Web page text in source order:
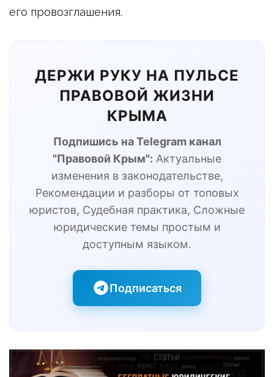
его провозглашения.
ДЕРЖИ РУКУ НА ПУЛЬСЕ
ПРАВОВОЙ ЖИЗНИ
КРЫМА
Подпишись на Telegram канал
"Правовой Крым": Актуальные
изменения в законодательстве,
Рекомендации и разборы от топовых
юристов, Судебная практика, Сложные
юридические темы простым и
доступным языком.
Подписаться